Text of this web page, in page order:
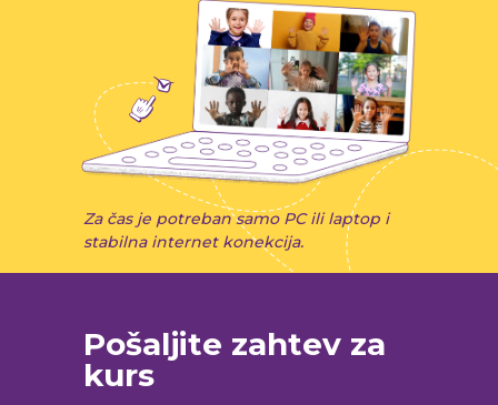
Za čas je potreban samo PC ili laptop i
stabilna internet konekcija.
Pošaljite zahtev za
kurs
Оставьте заявку